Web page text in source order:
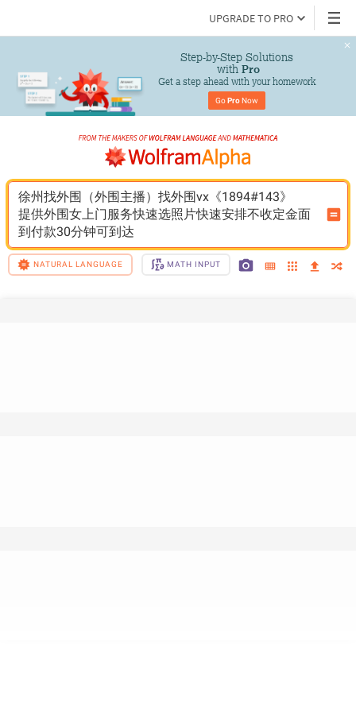
UPGRADE TO PRO
Step-by-Step Solutions
with Pro
Get a step ahead with your homework
Go Pro Now
徐州找外围（外围主播）找外围vx《1894#143》
提供外围女上门服务快速选照片快速安排不收定金面
到付款30分钟可到达
NATURAL LANGUAGE MATH INPUT